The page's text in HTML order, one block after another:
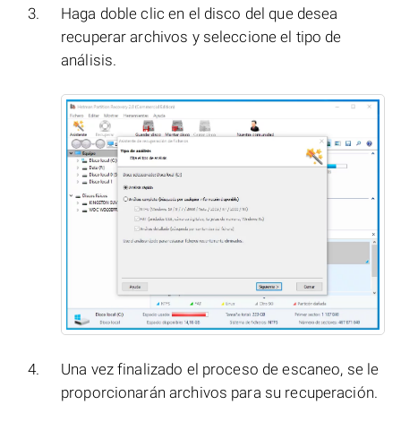
Haga doble clic en el disco del que desea
recuperar archivos y seleccione el tipo de
análisis.
Una vez finalizado el proceso de escaneo, se le
proporcionarán archivos para su recuperación.